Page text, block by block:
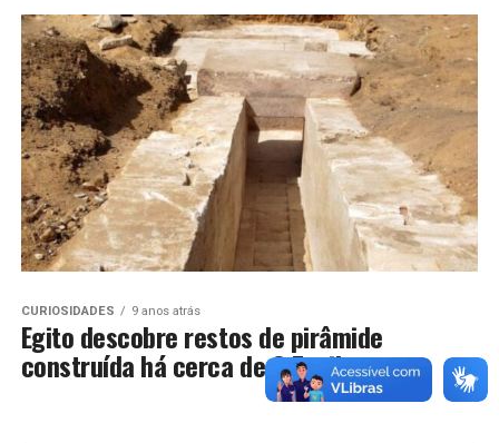
CURIOSIDADES 9 anos atrás
Egito descobre restos de pirâmide
construída há cerca de 3,7 mil anos